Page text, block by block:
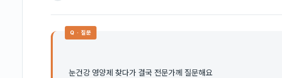
Q · 질문
눈건강 영양제 찾다가 결국 전문가께 질문해요